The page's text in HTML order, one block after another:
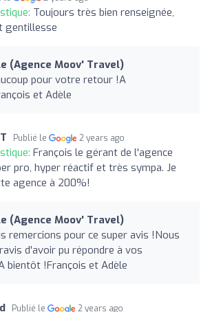
Toujours très bien renseignée,
gentillesse
(Agence Moov' Travel)
pour votre retour !A
et Adèle
Publié le 2 years ago
François le gérant de l'agence
pro, hyper réactif et très sympa. Je
agence à 200%!
(Agence Moov' Travel)
remercions pour ce super avis !Nous
d'avoir pu répondre à vos
bientôt !François et Adèle
Publié le 2 years ago